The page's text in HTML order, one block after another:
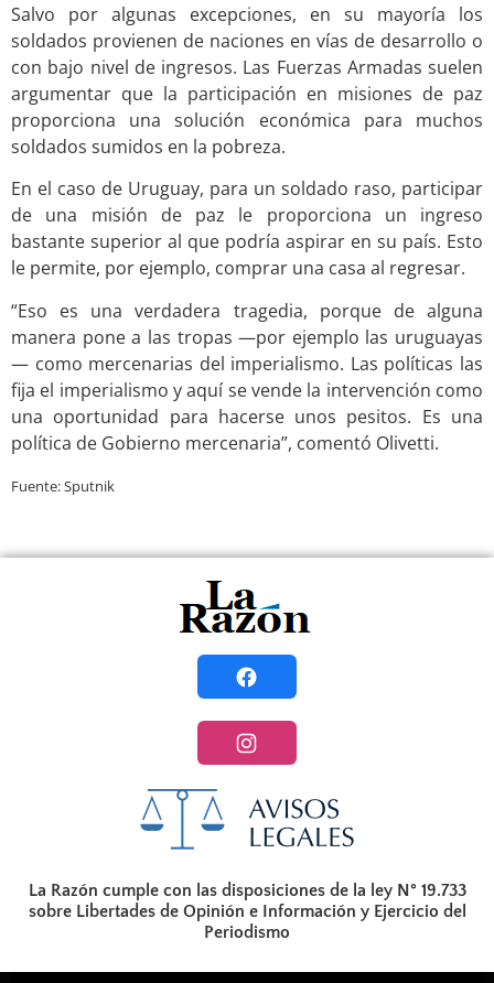
Salvo por algunas excepciones, en su mayoría los
soldados provienen de naciones en vías de desarrollo o
con bajo nivel de ingresos. Las Fuerzas Armadas suelen
argumentar que la participación en misiones de paz
proporciona una solución económica para muchos
soldados sumidos en la pobreza.
En el caso de Uruguay, para un soldado raso, participar
de una misión de paz le proporciona un ingreso
bastante superior al que podría aspirar en su país. Esto
le permite, por ejemplo, comprar una casa al regresar.
“Eso es una verdadera tragedia, porque de alguna
manera pone a las tropas —por ejemplo las uruguayas
— como mercenarias del imperialismo. Las políticas las
fija el imperialismo y aquí se vende la intervención como
una oportunidad para hacerse unos pesitos. Es una
política de Gobierno mercenaria”, comentó Olivetti.
Fuente: Sputnik
La Razón cumple con las disposiciones de la ley N° 19.733
sobre Libertades de Opinión e Información y Ejercicio del
Periodismo